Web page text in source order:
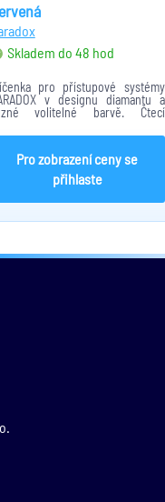
Skladem do 48 hod
pro přístupové systémy
v designu diamantu a
volitelné barvě. Čtecí
Pro zobrazení ceny se
přihlaste